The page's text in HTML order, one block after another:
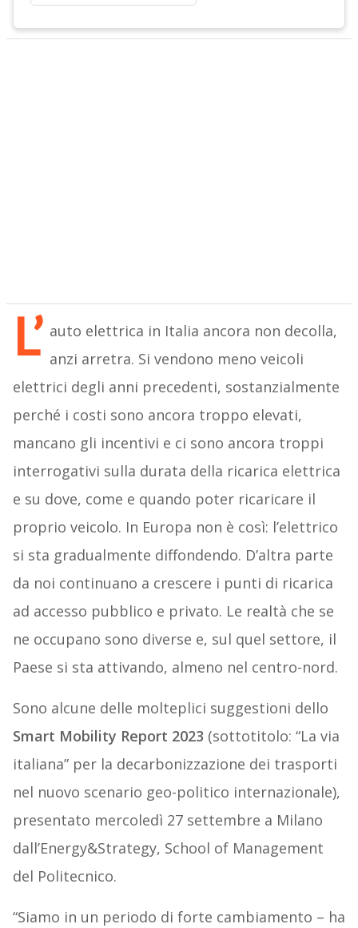
L’ auto elettrica in Italia ancora non decolla,
anzi arretra. Si vendono meno veicoli
elettrici degli anni precedenti, sostanzialmente
perché i costi sono ancora troppo elevati,
mancano gli incentivi e ci sono ancora troppi
interrogativi sulla durata della ricarica elettrica
e su dove, come e quando poter ricaricare il
proprio veicolo. In Europa non è così: l’elettrico
si sta gradualmente diffondendo. D’altra parte
da noi continuano a crescere i punti di ricarica
ad accesso pubblico e privato. Le realtà che se
ne occupano sono diverse e, sul quel settore, il
Paese si sta attivando, almeno nel centro-nord.
Sono alcune delle molteplici suggestioni dello
Smart Mobility Report 2023 (sottotitolo: “La via
italiana” per la decarbonizzazione dei trasporti
nel nuovo scenario geo-politico internazionale),
presentato mercoledì 27 settembre a Milano
dall’Energy&Strategy, School of Management
del Politecnico.
“Siamo in un periodo di forte cambiamento – ha